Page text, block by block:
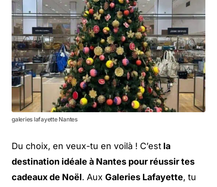
galeries lafayette Nantes
Du choix, en veux-tu en voilà ! C’est la
destination idéale à Nantes pour réussir tes
cadeaux de Noël. Aux Galeries Lafayette, tu